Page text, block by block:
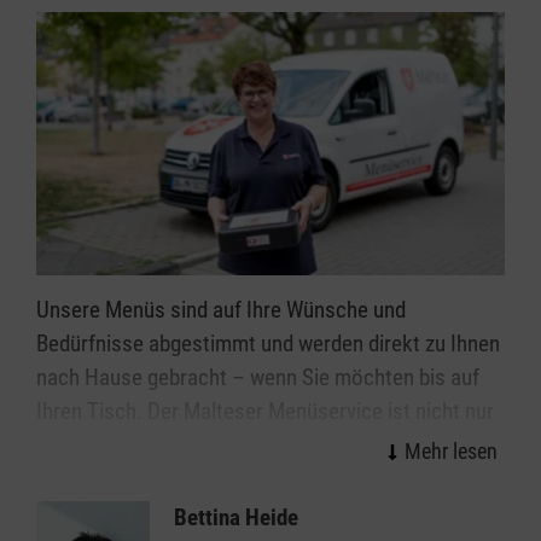
Unsere Menüs sind auf Ihre Wünsche und
Bedürfnisse abgestimmt und werden direkt zu Ihnen
nach Hause gebracht – wenn Sie möchten bis auf
irgendein „Essen auf Rädern“ oder Mahlzeitendienst.
leckere Menü-Auswahl und nicht zuletzt für die
Bettina Heide